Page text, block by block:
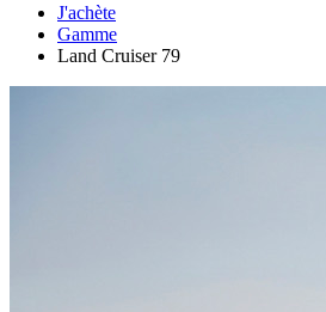
J'achète
Gamme
Land Cruiser 79